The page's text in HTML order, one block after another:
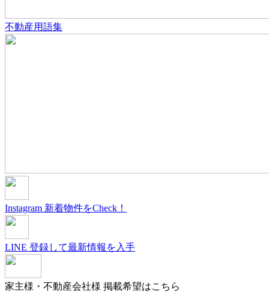
不動産用語集
Instagram 新着物件をCheck！
LINE 登録して最新情報を入手
家主様・不動産会社様 掲載希望はこちら